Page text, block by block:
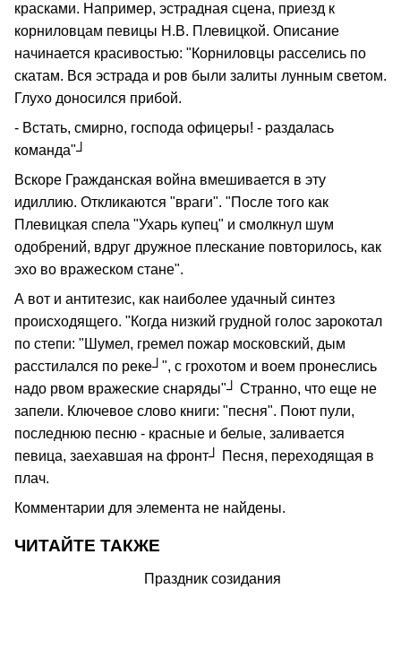
красками. Например, эстрадная сцена, приезд к
корниловцам певицы Н.В. Плевицкой. Описание
начинается красивостью: "Корниловцы расселись по
скатам. Вся эстрада и ров были залиты лунным светом.
Глухо доносился прибой.
- Встать, смирно, господа офицеры! - раздалась
команда"┘
Вскоре Гражданская война вмешивается в эту
идиллию. Откликаются "враги". "После того как
Плевицкая спела "Ухарь купец" и смолкнул шум
одобрений, вдруг дружное плескание повторилось, как
эхо во вражеском стане".
А вот и антитезис, как наиболее удачный синтез
происходящего. "Когда низкий грудной голос зарокотал
по степи: "Шумел, гремел пожар московский, дым
расстилался по реке┘", с грохотом и воем пронеслись
надо рвом вражеские снаряды"┘ Странно, что еще не
запели. Ключевое слово книги: "песня". Поют пули,
последнюю песню - красные и белые, заливается
певица, заехавшая на фронт┘ Песня, переходящая в
плач.
Комментарии для элемента не найдены.
ЧИТАЙТЕ ТАКЖЕ
Праздник созидания